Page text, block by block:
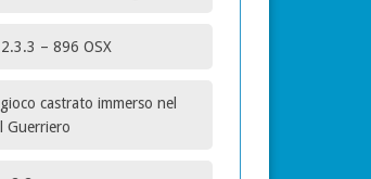
– 896 OSX
castrato immerso nel
Guerriero